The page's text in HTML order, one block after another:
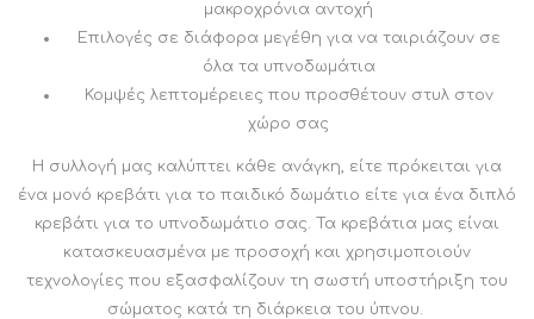
μακροχρόνια αντοχή
Επιλογές σε διάφορα μεγέθη για να ταιριάζουν σε
όλα τα υπνοδωμάτια
Κομψές λεπτομέρειες που προσθέτουν στυλ στον
χώρο σας
Η συλλογή μας καλύπτει κάθε ανάγκη, είτε πρόκειται για
ένα μονό κρεβάτι για το παιδικό δωμάτιο είτε για ένα διπλό
κρεβάτι για το υπνοδωμάτιο σας. Τα κρεβάτια μας είναι
κατασκευασμένα με προσοχή και χρησιμοποιούν
τεχνολογίες που εξασφαλίζουν τη σωστή υποστήριξη του
σώματος κατά τη διάρκεια του ύπνου.